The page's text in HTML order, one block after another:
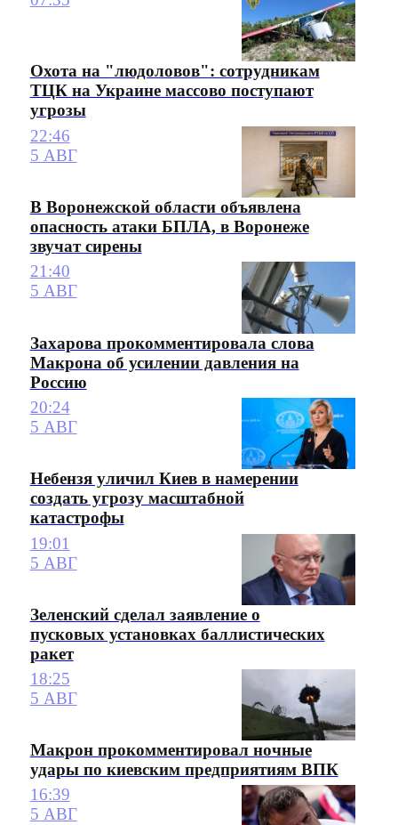
Охота на "людоловов": сотрудникам
ТЦК на Украине массово поступают
угрозы
22:46
5 АВГ
В Воронежской области объявлена
опасность атаки БПЛА, в Воронеже
звучат сирены
21:40
5 АВГ
Захарова прокомментировала слова
Макрона об усилении давления на
Россию
20:24
5 АВГ
Небензя уличил Киев в намерении
создать угрозу масштабной
катастрофы
19:01
5 АВГ
Зеленский сделал заявление о
пусковых установках баллистических
ракет
18:25
5 АВГ
Макрон прокомментировал ночные
удары по киевским предприятиям ВПК
16:39
5 АВГ